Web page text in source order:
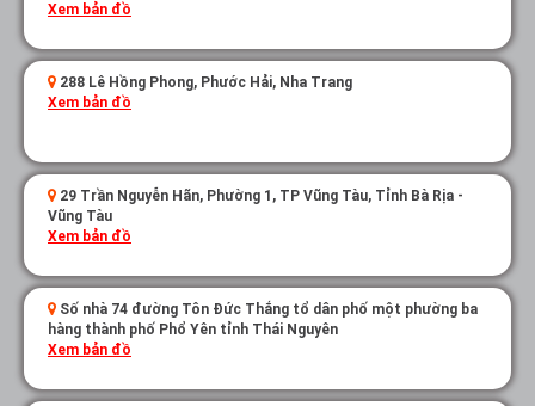
Xem bản đồ
288 Lê Hồng Phong, Phước Hải, Nha Trang
Xem bản đồ
29 Trần Nguyễn Hãn, Phường 1, TP Vũng Tàu, Tỉnh Bà Rịa -
Vũng Tàu
Xem bản đồ
Số nhà 74 đường Tôn Đức Thắng tổ dân phố một phường ba
hàng thành phố Phổ Yên tỉnh Thái Nguyên
Xem bản đồ